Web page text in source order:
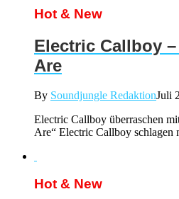
Hot & New
Electric Callboy –
Are
By Soundjungle RedaktionJuli
Electric Callboy überraschen
Are“ Electric Callboy schlagen
Hot & New